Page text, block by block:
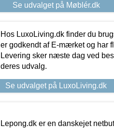
Se udvalget på Møblér.dk
Hos LuxoLiving.dk finder du
er godkendt af E-mærket og har
Levering sker næste dag ved
deres udvalg.
Se udvalget på LuxoLiving.dk
Lepong.dk er en danskejet